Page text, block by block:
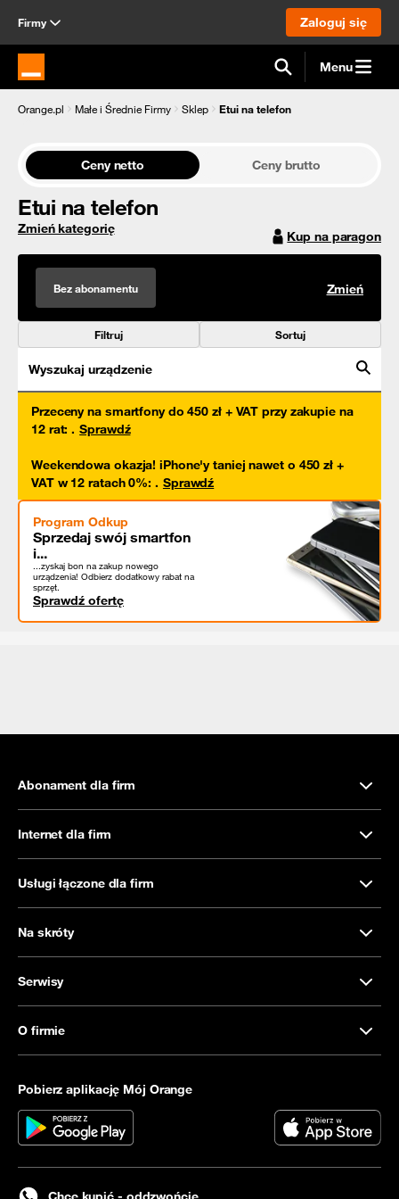
Firmy Zaloguj się
Strona główna Orange.pl Menu
Orange.pl Małe i Średnie Firmy Sklep Etui na telefon
Ceny netto Ceny brutto
Etui na telefon
Zmień kategorię Kup na paragon
Bez abonamentu Zmień
Filtruj Sortuj
Wyszukaj urządzenie
Przeceny na smartfony do 450 zł + VAT przy zakupie na
12 rat: . Sprawdź
Weekendowa okazja! iPhone'y taniej nawet o 450 zł +
VAT w 12 ratach 0%: . Sprawdź
Program Odkup
Sprzedaj swój smartfon
i...
...zyskaj bon na zakup nowego
urządzenia! Odbierz dodatkowy rabat na
sprzęt.
Sprawdź ofertę
Abonament dla firm
Internet dla firm
Usługi łączone dla firm
Na skróty
Serwisy
O firmie
Pobierz aplikację Mój Orange